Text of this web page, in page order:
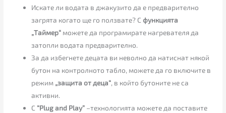
Искате ли водата в джакузито да е предварително
загрята когато ще го ползвате? Сфункцията
„Таймер“ можете да програмирате нагревателя да
затопли водата предварително.
За да избегнете децата ви неволно да натиснат някой
бутон на контролното табло, можете да го включите в
режим „защита от деца“, в който бутоните не са
активни.
С “Plug and Play” –технологията можете да поставите